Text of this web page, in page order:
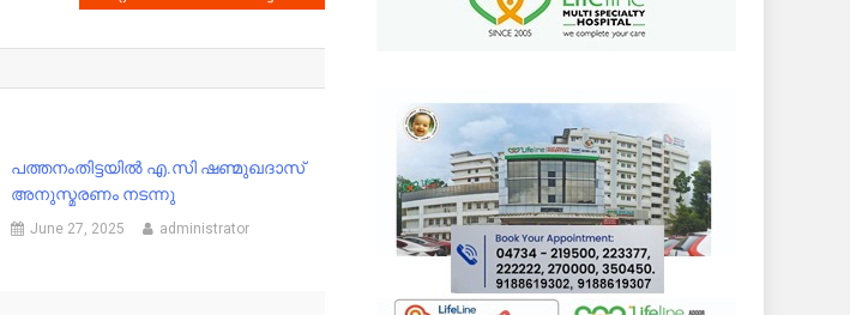
പത്തനംതിട്ടയിൽ എ.സി ഷണ്മുഖദാസ്
അനുസ്മരണം നടന്നു
June 27, 2025 administrator